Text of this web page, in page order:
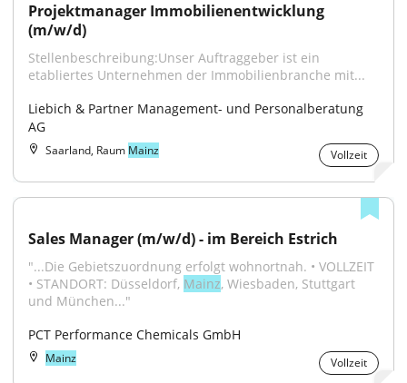
Projektmanager Immobilienentwicklung
(m/w/d)
Stellenbeschreibung:Unser Auftraggeber ist ein
etabliertes Unternehmen der Immobilienbranche mit...
Liebich & Partner Management- und Personalberatung
AG
Saarland, Raum Mainz Vollzeit
Sales Manager (m/w/d) - im Bereich Estrich
"...Die Gebietszuordnung erfolgt wohnortnah. • VOLLZEIT
• STANDORT: Düsseldorf, Mainz, Wiesbaden, Stuttgart
und München..."
PCT Performance Chemicals GmbH
Mainz Vollzeit